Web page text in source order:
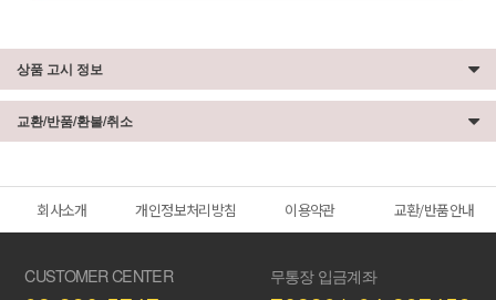
상품 고시 정보
교환/반품/환불/취소
회사소개 개인정보처리방침 이용약관 교환/반품안내
CUSTOMER CENTER 무통장 입금계좌